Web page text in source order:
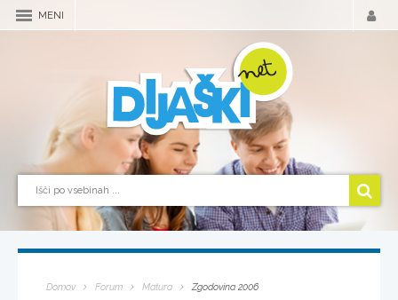
MENI
Domov Forum Matura Zgodovina 2006